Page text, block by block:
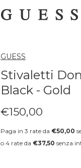
GUESS
Stivaletti
Black - Gold
Prezzo regolare
€150,00
Paga in 3 rate da €50,00
o 4 rate da €37,50 senza